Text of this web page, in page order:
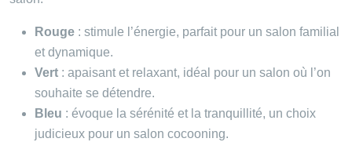
Rouge : stimule l’énergie, parfait pour un salon familial
et dynamique.
Vert : apaisant et relaxant, idéal pour un salon où l’on
souhaite se détendre.
Bleu : évoque la sérénité et la tranquillité, un choix
judicieux pour un salon cocooning.